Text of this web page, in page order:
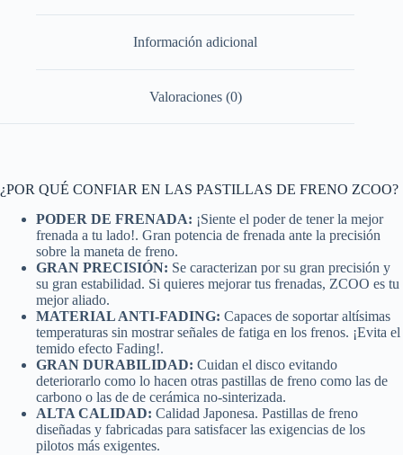
Información adicional
Valoraciones (0)
¿POR QUÉ CONFIAR EN LAS PASTILLAS DE FRENO ZCOO?
PODER DE FRENADA: ¡Siente el poder de tener la mejor
frenada a tu lado!. Gran potencia de frenada ante la precisión
sobre la maneta de freno.
GRAN PRECISIÓN: Se caracterizan por su gran precisión y
su gran estabilidad. Si quieres mejorar tus frenadas, ZCOO es tu
mejor aliado.
MATERIAL ANTI-FADING: Capaces de soportar altísimas
temperaturas sin mostrar señales de fatiga en los frenos. ¡Evita el
temido efecto Fading!.
GRAN DURABILIDAD: Cuidan el disco evitando
deteriorarlo como lo hacen otras pastillas de freno como las de
carbono o las de de cerámica no-sinterizada.
ALTA CALIDAD: Calidad Japonesa. Pastillas de freno
diseñadas y fabricadas para satisfacer las exigencias de los
pilotos más exigentes.